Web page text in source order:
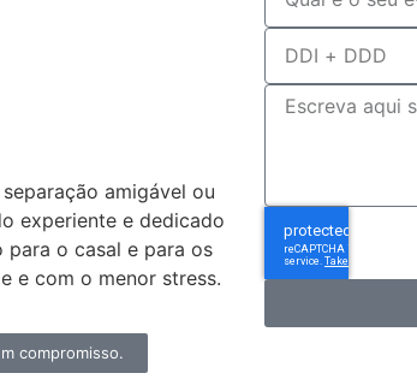
amigável ou
experiente e dedicado
para o casal e para os
e com o menor stress.
compromisso.